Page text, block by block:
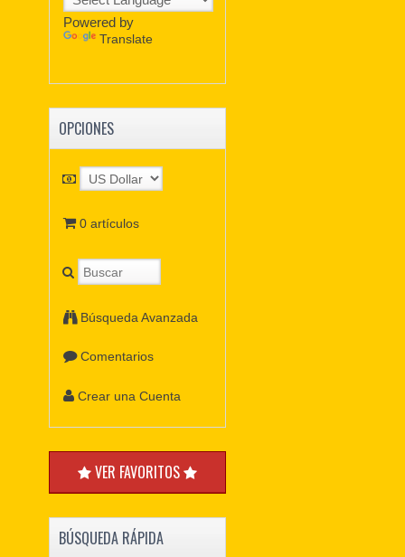
Powered by
Translate
OPCIONES
0 artículos
Búsqueda Avanzada
Comentarios
Crear una Cuenta
VER FAVORITOS
BÚSQUEDA RÁPIDA